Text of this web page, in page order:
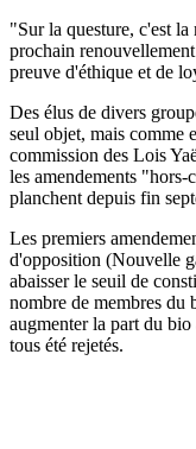
"Sur la questure, c'est la
prochain
preuve d'éthique et de
Des élus de divers
seul objet, mais comme
commission des Lois
les amendements
planchent depuis fin
Les premiers
d'opposition (Nouvelle
abaisser le seuil de
nombre de membres du
augmenter la part du
tous été rejetés.